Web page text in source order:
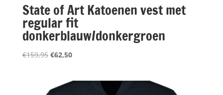
State of Art Katoenen vest met
regular fit
donkerblauw/donkergroen
€159,95 Oorspronkelijke
€159,95.
€62,50Huidige